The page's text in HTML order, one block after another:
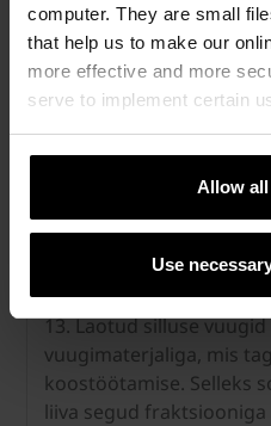
computer. They are small
that help us to make our
more effective and more
serve to implement certain
Allow
Use
13. Laotud silluse
vuugimaterjaliga, mis
koostöötamise. Selleks
liiva segud